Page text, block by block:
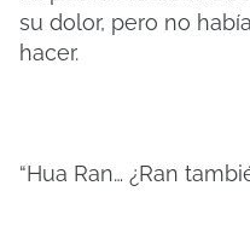
su dolor, pero no
hacer.
“Hua Ran… ¿Ran